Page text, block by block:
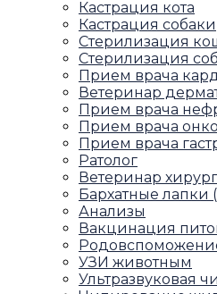
Кастрация кота
Кастрация собаки
Стерилизация
Стерилизация
Прием врача
Ветеринар
Прием врача
Прием врача
Прием врача
Ратолог
Ветеринар хирург
Бархатные лапки
Анализы
Вакцинация
УЗИ животным
Ультразвуковая